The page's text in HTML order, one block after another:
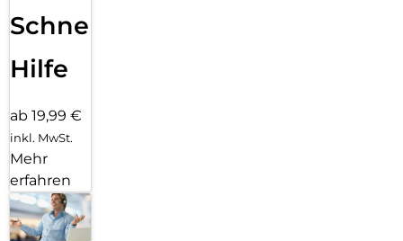
Schnelle
Hilfe
ab 19,99 €
inkl. MwSt.
Mehr
erfahren